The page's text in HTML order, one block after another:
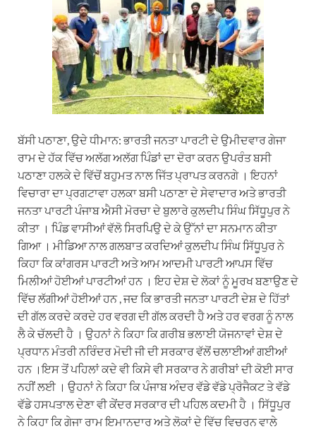
g
r
a
m
b
o
o
k
e
d
I
n
l
ਬੱਸੀ ਪਠਾਣਾ, ਉਦੇ ਧੀਮਾਨ: ਭਾਰਤੀ ਜਨਤਾ ਪਾਰਟੀ ਦੇ ਉਮੀਦਵਾਰ ਗੇਜਾ
ਰਾਮ ਦੇ ਹੱਕ ਵਿੱਚ ਅਲੱਗ ਅਲੱਗ ਪਿੰਡਾਂ ਦਾ ਦੋਰਾ ਕਰਨ ਉਪਰੰਤ ਬਸੀ
ਪਠਾਣਾ ਹਲਕੇ ਦੇ ਵਿੱਚੋਂ ਬਹੁਮਤ ਨਾਲ ਜਿੱਤ ਪ੍ਰਾਪਤ ਕਰਨਗੇ । ਇਹਨਾਂ
ਵਿਚਾਰਾ ਦਾ ਪ੍ਰਗਟਾਵਾ ਹਲਕਾ ਬਸੀ ਪਠਾਣਾ ਦੇ ਸੇਵਾਦਾਰ ਅਤੇ ਭਾਰਤੀ
ਜਨਤਾ ਪਾਰਟੀ ਪੰਜਾਬ ਐਸੀ ਮੋਰਚਾ ਦੇ ਬੁਲਾਰੇ ਕੁਲਦੀਪ ਸਿੰਘ ਸਿੱਧੂਪੁਰ ਨੇ
ਕੀਤਾ । ਪਿੰਡ ਵਾਸੀਆਂ ਵੱਲੋ ਸਿਰਪਿਉ ਦੇ ਕੇ ਉੱਨਾਂ ਦਾ ਸਨਮਾਨ ਕੀਤਾ
ਗਿਆ । ਮੀਡਿਆ ਨਾਲ ਗਲਬਾਤ ਕਰਦਿਆਂ ਕੁਲਦੀਪ ਸਿੰਘ ਸਿੱਧੂਪੁਰ ਨੇ
ਕਿਹਾ ਕਿ ਕਾਂਗਰਸ ਪਾਰਟੀ ਅਤੇ ਆਮ ਆਦਮੀ ਪਾਰਟੀ ਆਪਸ ਵਿੱਚ
ਮਿਲੀਆਂ ਹੋਈਆਂ ਪਾਰਟੀਆਂ ਹਨ । ਇਹ ਦੇਸ਼ ਦੇ ਲੋਕਾਂ ਨੂੰ ਮੂਰਖ ਬਣਾਉਣ ਦੇ
ਵਿੱਚ ਲੱਗੀਆਂ ਹੋਈਆਂ ਹਨ , ਜਦ ਕਿ ਭਾਰਤੀ ਜਨਤਾ ਪਾਰਟੀ ਦੇਸ਼ ਦੇ ਹਿੱਤਾਂ
ਦੀ ਗੱਲ ਕਰਦੇ ਕਰਦੇ ਹਰ ਵਰਗ ਦੀ ਗੱਲ ਕਰਦੀ ਹੈ ਅਤੇ ਹਰ ਵਰਗ ਨੂੰ ਨਾਲ
ਲੈ ਕੇ ਚੱਲਦੀ ਹੈ । ਉਹਨਾਂ ਨੇ ਕਿਹਾ ਕਿ ਗਰੀਬ ਭਲਾਈ ਯੋਜਨਾਵਾਂ ਦੇਸ਼ ਦੇ
ਪ੍ਰਧਾਨ ਮੰਤਰੀ ਨਰਿੰਦਰ ਮੋਦੀ ਜੀ ਦੀ ਸਰਕਾਰ ਵੱਲੋਂ ਚਲਾਈਆਂ ਗਈਆਂ
ਹਨ ।ਇਸ ਤੋਂ ਪਹਿਲਾਂ ਕਦੇ ਵੀ ਕਿਸੇ ਵੀ ਸਰਕਾਰ ਨੇ ਗਰੀਬਾਂ ਦੀ ਕੋਈ ਸਾਰ
ਨਹੀਂ ਲਈ । ਉਹਨਾਂ ਨੇ ਕਿਹਾ ਕਿ ਪੰਜਾਬ ਅੰਦਰ ਵੱਡੇ ਵੱਡੇ ਪ੍ਰੋਜੈਕਟ ਤੇ ਵੱਡੇ
ਵੱਡੇ ਹਸਪਤਾਲ ਦੇਣਾ ਵੀ ਕੇਂਦਰ ਸਰਕਾਰ ਦੀ ਪਹਿਲ ਕਦਮੀ ਹੈ । ਸਿੱਧੂਪੁਰ
ਨੇ ਕਿਹਾ ਕਿ ਗੇਜਾ ਰਾਮ ਇਮਾਨਦਾਰ ਅਤੇ ਲੋਕਾਂ ਦੇ ਵਿੱਚ ਵਿਚਰਨ ਵਾਲੇ